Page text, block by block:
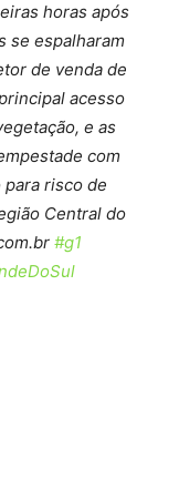
horas após
se espalharam
de venda de
acesso
e as
com
para risco de
Central do
#g1